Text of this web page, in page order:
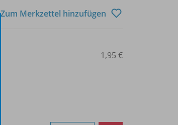
Zum Merkzettel hinzufügen
1,95 €